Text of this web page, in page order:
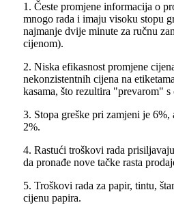
1. Česte promjene informacija o
mnogo rada i imaju visoku stopu
najmanje dvije minute za ručnu
cijenom).
2. Niska efikasnost promjene
nekonzistentnih cijena na
kasama, što rezultira "prevarom" s
3. Stopa greške pri zamjeni je 6%,
2%.
4. Rastući troškovi rada
da pronađe nove tačke rasta
5. Troškovi rada za papir, tintu,
cijenu papira.